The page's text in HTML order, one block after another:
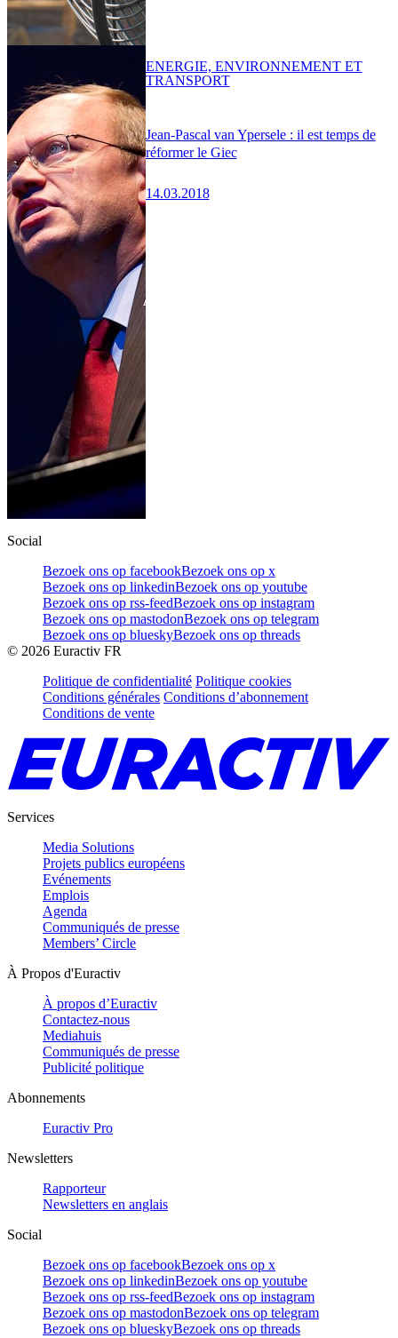
Jean-Pascal van Ypersele : il est temps de
réformer le Giec
14.03.2018
ENERGIE, ENVIRONNEMENT ET
TRANSPORT
Social
Bezoek ons op facebookBezoek ons op x
Bezoek ons op linkedinBezoek ons op youtube
Bezoek ons op rss-feedBezoek ons op instagram
Bezoek ons op mastodonBezoek ons op telegram
Bezoek ons op blueskyBezoek ons op threads
© 2026 Euractiv FR
Politique de confidentialité Politique cookies
Conditions générales Conditions d’abonnement
Conditions de vente
Services
Media Solutions
Projets publics européens
Evénements
Emplois
Agenda
Communiqués de presse
Members’ Circle
À Propos d'Euractiv
À propos d’Euractiv
Contactez-nous
Mediahuis
Communiqués de presse
Publicité politique
Abonnements
Euractiv Pro
Newsletters
Rapporteur
Newsletters en anglais
Social
Bezoek ons op facebookBezoek ons op x
Bezoek ons op linkedinBezoek ons op youtube
Bezoek ons op rss-feedBezoek ons op instagram
Bezoek ons op mastodonBezoek ons op telegram
Bezoek ons op blueskyBezoek ons op threads